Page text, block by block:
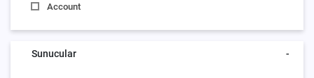
Account
Sunucular -